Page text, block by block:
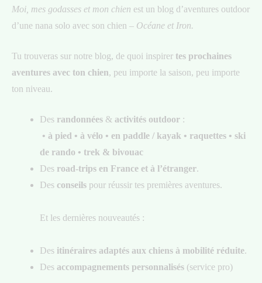
Moi, mes godasses et mon chien est un blog d’aventures outdoor
d’une nana solo avec son chien – Océane et Iron.
Tu trouveras sur notre blog, de quoi inspirer tes prochaines
aventures avec ton chien, peu importe la saison, peu importe
ton niveau.
Des randonnées & activités outdoor :
• à pied • à vélo • en paddle / kayak • raquettes • ski
de rando • trek & bivouac
Des road-trips en France et à l’étranger.
Des conseils pour réussir tes premières aventures.
Et les dernières nouveautés :
Des itinéraires adaptés aux chiens à mobilité réduite.
Des accompagnements personnalisés (service pro)